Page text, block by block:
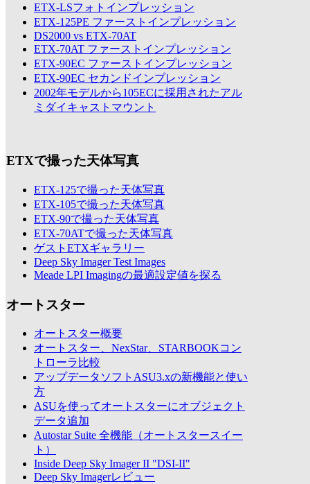
ETX-LSフォトインプレッション
ETX-125PE ファーストインプレッション
DS2000 vs ETX-70AT
ETX-70AT ファーストインプレッション
ETX-90EC ファーストインプレッション
ETX-90EC セカンドインプレッション
2002年モデルから105ECに採用されたアル
ミダイキャストマウント
ETXで撮った天体写真
ETX-125で撮った天体写真
ETX-105で撮った天体写真
ETX-90で撮った天体写真
ETX-70ATで撮った天体写真
ゲストETXギャラリー
Deep Sky Imager Test Images
Meade LPI Imagingの最適設定値を探る
オートスター
オートスター概要
オートスター、NexStar、STARBOOKコン
トローラ比較
アップデータソフトASU3.xの新機能と使い
方
ASUを使ってオートスターにオブジェクト
データ追加
Autostar Suite 全機能（オートスタースイー
ト）
Inside Deep Sky Imager II "DSI-II"
Deep Sky Imagerレビュー